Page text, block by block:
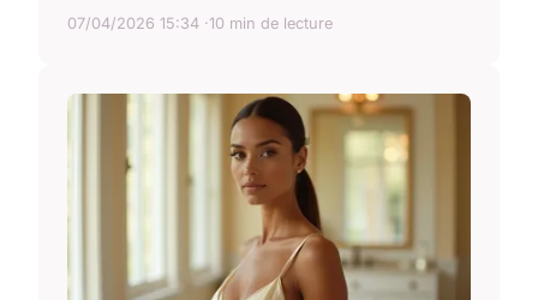
07/04/2026 15:34 10 min de lecture